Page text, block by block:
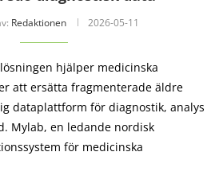
Redaktionen 2026-05-11
hjälper medicinska
att ersätta fragmenterade äldre
dataplattform för diagnostik, analys
Mylab, en ledande nordisk
för medicinska